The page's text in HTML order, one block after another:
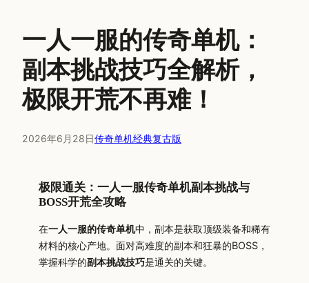
一人一服的传奇单机：
副本挑战技巧全解析，
极限开荒不再难！
2026年6月28日传奇单机经典复古版
极限通关：一人一服传奇单机副本挑战与
BOSS开荒全攻略
在一人一服的传奇单机中，副本是获取顶级装备和稀有
材料的核心产地。面对高难度的副本和狂暴的BOSS，
掌握科学的副本挑战技巧是通关的关键。